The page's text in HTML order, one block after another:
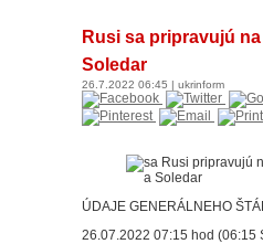
Rusi sa pripravujú
Soledar
26.7.2022 06:45 | ukrinform
ÚDAJE GENERÁLNEHO
26.07.2022 07:15 hod (06:15